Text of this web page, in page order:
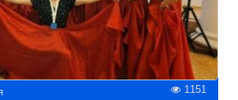
1151